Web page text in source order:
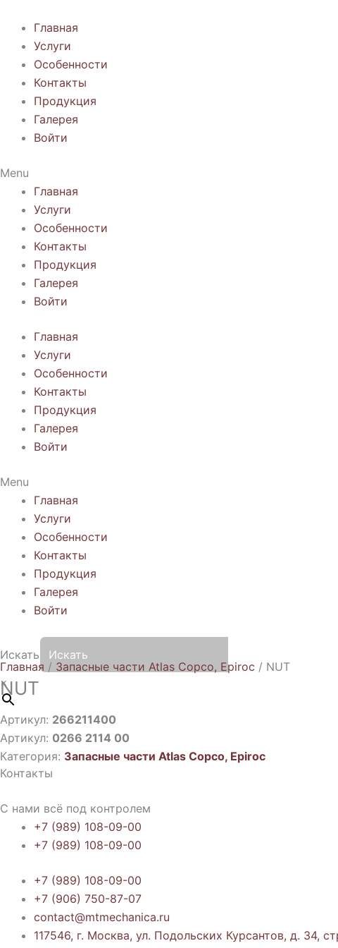
содержимому
Главная
Услуги
Особенности
Контакты
Продукция
Галерея
Войти
Menu
Главная
Услуги
Особенности
Контакты
Продукция
Галерея
Войти
Главная
Услуги
Особенности
Контакты
Продукция
Галерея
Войти
Menu
Главная
Услуги
Особенности
Контакты
Продукция
Галерея
Войти
Искать
×
Главная / Запасные части Atlas Copco, Epiroc / NUT
NUT
Артикул: 266211400
Артикул: 0266 2114 00
Категория: Запасные части Atlas Copco, Epiroc
Контакты
С нами всё под контролем
+7 (989) 108-09-00
+7 (989) 108-09-00
+7 (989) 108-09-00
+7 (906) 750-87-07
contact@mtmechanica.ru
117546, г. Москва, ул. Подольских Курсантов, д. 34,